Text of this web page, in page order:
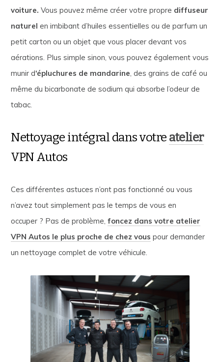
voiture. Vous pouvez même créer votre propre diffuseur
naturel en imbibant d’huiles essentielles ou de parfum un
petit carton ou un objet que vous placer devant vos
aérations. Plus simple sinon, vous pouvez également vous
munir d‘épluchures de mandarine, des grains de café ou
même du bicarbonate de sodium qui absorbe l’odeur de
tabac.
Nettoyage intégral dans votre atelier
VPN Autos
Ces différentes astuces n’ont pas fonctionné ou vous
n’avez tout simplement pas le temps de vous en
occuper ? Pas de problème,foncez dans votre atelier
VPN Autos le plus proche de chez vous pour demander
un nettoyage complet de votre véhicule.